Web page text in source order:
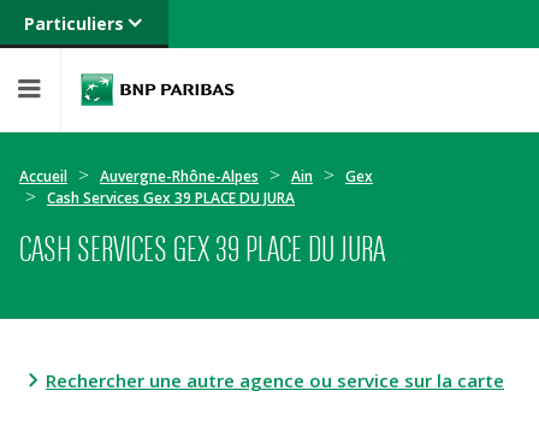
Particuliers
Banque privée
Entreprises
Accueil Auvergne-Rhône-Alpes Ain
Gex
Cash Services Gex 39 PLACE DU JURA
CASH SERVICES GEX 39 PLACE DU JURA
Rechercher une autre agence ou service sur la carte